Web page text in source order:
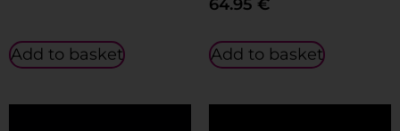
Add to basket
64.95 €
Add to basket